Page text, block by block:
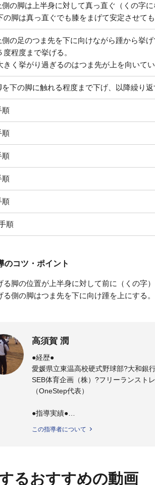
側の脚は上半身に対して真っ直ぐ（くの字に
脚は真っ直ぐでも膝をまげて安定させて
側の足のつま先を下に向けながら踵から挙げ
度程度まで挙げる。
く挙がり過ぎるのはつま先が上を向いて
を下の脚に触れる程度まで下げ、以降繰り返
順
順
順
順
順
順
のコツ・ポイント
る脚の位置が上半身に対して前に（くの字
る側の脚はつま先を下に向け踵を上にする。
高須賀 潤
●経歴●
愛媛県立東温高校硬式野球部?大和銀
SEB体育企画（株）?フリーランスト
（OneStep代表）
●指導実績●
観音寺第一高校野球部
この指導者について
るおすすめの動画